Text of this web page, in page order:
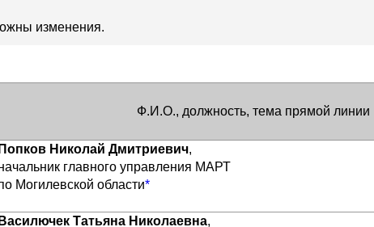
изменения.
Ф.И.О., должность, тема прямой линии
Попков Николай Дмитриевич,
главного управления МАРТ
Могилевской области*
Василючек Татьяна Николаевна,